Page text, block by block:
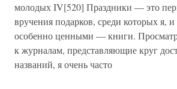
молодых IV[520] Праздники — это
вручения подарков, среди которых я,
особенно ценными — книги.
к журналам, представляющие круг
названий, я очень часто